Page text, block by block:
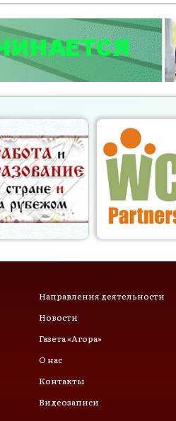
Направления деятельности
Новости
Газета «Агора»
О нас
Контакты
Видеозаписи